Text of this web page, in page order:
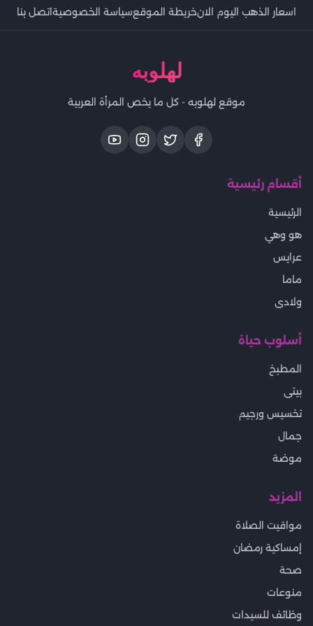
اسعار الذهب اليوم الانخريطة الموقعسياسة الخصوصيةاتصل بنا
لهلوبه
موقع لهلوبه - كل ما يخص المرأة العربية
أقسام رئيسية
الرئيسية
هو وهي
عرايس
ماما
ولادى
أسلوب حياة
المطبخ
بيتى
تخسيس ورجيم
جمال
موضة
المزيد
مواقيت الصلاة
إمساكية رمضان
صحة
منوعات
وظائف للسيدات